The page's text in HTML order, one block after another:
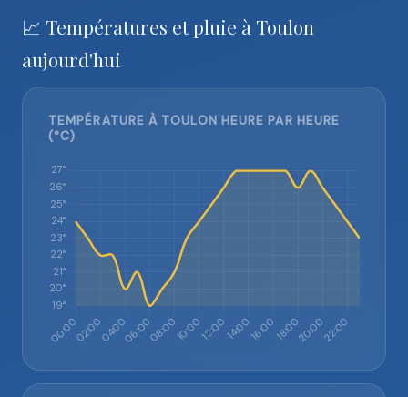
📈 Températures et pluie à Toulon
aujourd'hui
TEMPÉRATURE À TOULON HEURE PAR HEURE
(°C)